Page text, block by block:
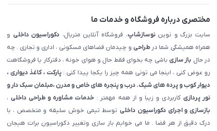
مختصری درباره فروشگاه و خدمات ما
سایت بزرگ و نویننوسازشاپ، فروشگاه آنلاین متریال، دکوراسیون داخلی و
همراه همیشگی شما درطراحی و چیدمان فضاهای مسکونی ، اداری و تجاری . چه
در حال باز سازی باشی چه بخوای فقط حال و هوای خونه ، دفترکار یا فروشگاهت
رو عوض کنی ، اینجا می تونی همه چیز را یکجا پیدا کنی :پارکت ، کاغذ دیواری ،
دیوار کوب و پرده های شیک. درب و پنجره های خاص و مدرن ،مبلمان سبک دار و
نور پردازی کاربردی و زیبا و از همه مهمتر : خدمات مشاوره و طراحی داخلی ،
بازسازی و اجرای دکوراسیون داخلی توسط تیمی خوش سلیقه و متخصص ، با
درک دقیق از هر فضا . ما می خوایم باز سازی وتغییر دکوراسیون برات هیجان